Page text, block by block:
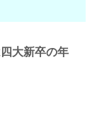
大新卒の年